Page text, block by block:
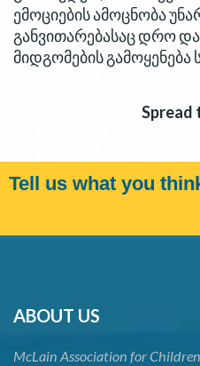
ემოციების ამოცნობა
განვითარებასაც დრო
მიდგომების გამოყენება
Spread
Tell us what you
ABOUT US
McLain Association for